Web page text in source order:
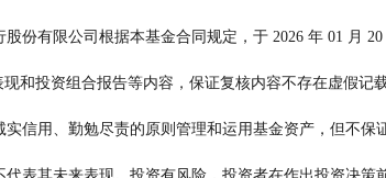
行股份有限公司根据本基金合同规定，于 2026 年 01 月
和投资组合报告等内容，保证复核内容不存在虚假记
诚实信用、勤勉尽责的原则管理和运用基金资产，但不保